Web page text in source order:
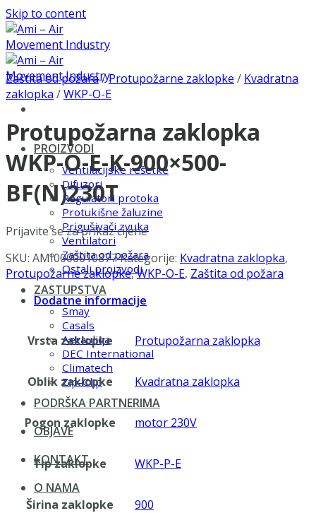
Skip to content
PROIZVODI
Ventilacijske rešetke
Difuzori
Regulatori protoka
Protukišne žaluzine
Prigušivači zvuka
Ventilatori
Zaštita od požara
Ostali proizvodi
ZASTUPSTVA
Smay
Casals
Aerauliqa
DEC International
Climatech
Zip-Clip
PODRŠKA PARTNERIMA
OBJAVE
KONTAKT
O NAMA
Zaštita od požara/Protupožarne zaklopke / Kvadratna
zaklopka /WKP-O-E
Protupožarna zaklopka
WKP-O-E-K-900×500-
BF(N)230T
Prijavite se za prikaz cijene
SKU: AMI0000010877Kategorije: Kvadratna zaklopka,
Protupožarne zaklopke,WKP-O-E, Zaštita od požara
Dodatne informacije
Vrsta zaklopke Protupožarna zaklopka
Oblik zaklopke Kvadratna zaklopka
Pogon zaklopke motor 230V
Tip zaklopke WKP-P-E
Širina zaklopke 900